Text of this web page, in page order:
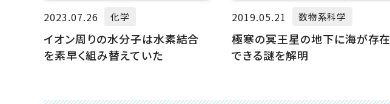
2023.07.26 化学
イオン周りの水分子は水素結合
を素早く組み替えていた
2019.05.21 数物系科学
極寒の冥王星の地下に海が存在
できる謎を解明